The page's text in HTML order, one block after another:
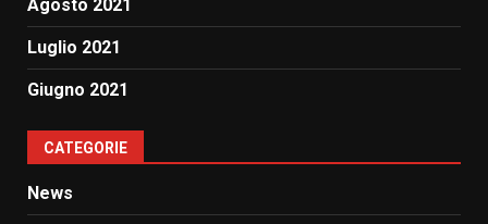
Agosto 2021
Luglio 2021
Giugno 2021
CATEGORIE
News